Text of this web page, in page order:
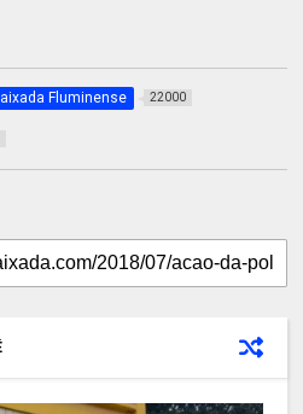
Fluminense 22000